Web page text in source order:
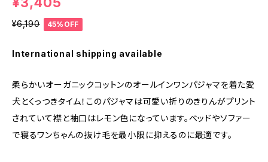
¥6,190 45%OFF
International shipping available
柔らかいオーガニックコットンのオールインワンパジャマを着た愛
犬とくっつきタイム！このパジャマは可愛い折りのきりんがプリント
されていて襟と袖口はレモン色になっています。ベッドやソファー
で寝るワンちゃんの抜け毛を最小限に抑えるのに最適です。